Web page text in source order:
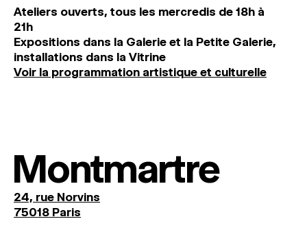
Ateliers ouverts, tous les mercredis de 18h à
21h
Expositions dans la Galerie et la Petite Galerie,
installations dans la Vitrine
Voir la programmation artistique et culturelle
Montmartre
24, rue Norvins
75018 Paris